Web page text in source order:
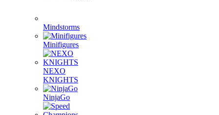
Mindstorms
Minifigures
NEXO
KNIGHTS
NinjaGo